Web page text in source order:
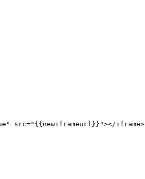
src="{{newiframeurl}}"></iframe>